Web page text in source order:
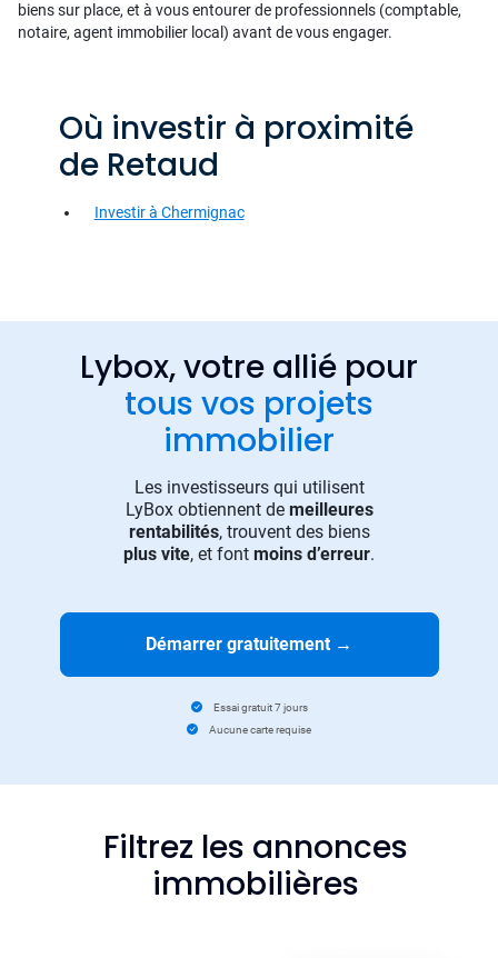
biens sur place, et à vous entourer de professionnels (comptable,
notaire, agent immobilier local) avant de vous engager.
Où investir à proximité
de Retaud
Investir à Chermignac
Lybox, votre allié pour
tous vos projets
immobilier
Les investisseurs qui utilisent
LyBox obtiennent de meilleures
rentabilités, trouvent des biens
plus vite, et font moins d’erreur.
Démarrer gratuitement →
Essai gratuit 7 jours
Aucune carte requise
Filtrez les annonces
immobilières